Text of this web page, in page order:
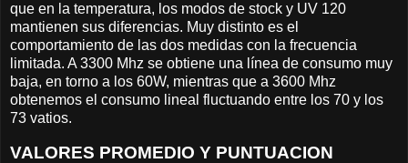
que en la temperatura, los modos de stock y UV 120
mantienen sus diferencias. Muy distinto es el
comportamiento de las dos medidas con la frecuencia
limitada. A 3300 Mhz se obtiene una línea de consumo muy
baja, en torno a los 60W, mientras que a 3600 Mhz
obtenemos el consumo lineal fluctuando entre los 70 y los
73 vatios.
VALORES PROMEDIO Y PUNTUACION